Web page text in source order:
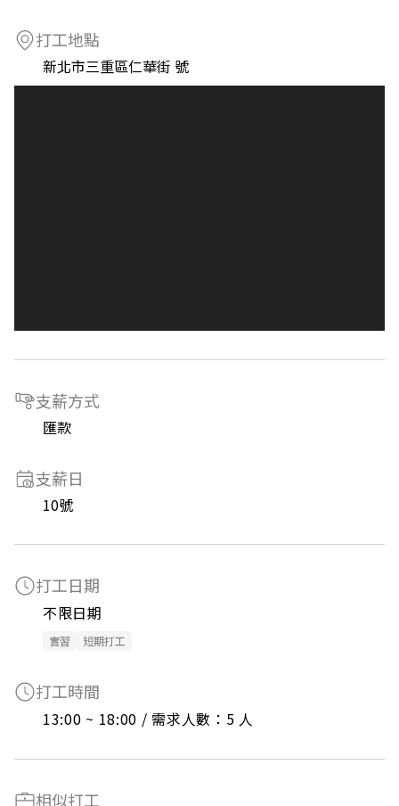
打工地點
新北市三重區仁華街 號
支薪方式
匯款
支薪日
10號
打工日期
不限日期
實習 短期打工
打工時間
13:00 ~ 18:00 / 需求人數：5 人
相似打工